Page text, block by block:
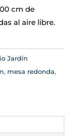
cm de
al aire libre.
Jardín
, mesa redonda,